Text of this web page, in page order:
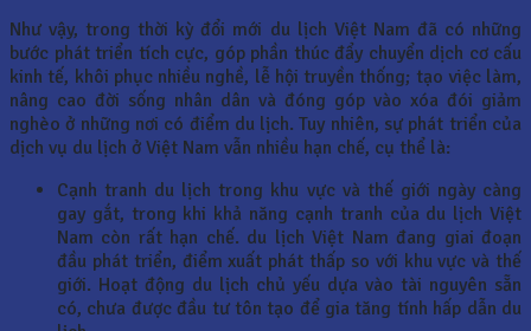
Như vậy, trong thời kỳ đổi mới du lịch Việt Nam đã có những
bước phát triển tích cực, góp phần thúc đẩy chuyển dịch cơ cấu
kinh tế, khôi phục nhiều nghề, lễ hội truyền thống; tạo việc làm,
nâng cao đời sống nhân dân và đóng góp vào xóa đói giảm
nghèo ở những nơi có điểm du lịch. Tuy nhiên, sự phát triển của
dịch vụ du lịch ở Việt Nam vẫn nhiều hạn chế, cụ thể là:
Cạnh tranh du lịch trong khu vực và thế giới ngày càng
gay gắt, trong khi khả năng cạnh tranh của du lịch Việt
Nam còn rất hạn chế. du lịch Việt Nam đang giai đoạn
đầu phát triển, điểm xuất phát thấp so với khu vực và thế
giới. Hoạt động du lịch chủ yếu dựa vào tài nguyên sẵn
có, chưa được đầu tư tôn tạo để gia tăng tính hấp dẫn du